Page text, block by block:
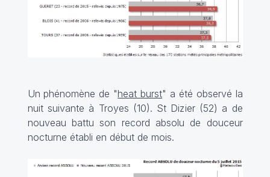
Un phénomène de "heat burst" a été observé la
nuit suivante à Troyes (10). St Dizier (52) a de
nouveau battu son record absolu de douceur
nocturne établi en début de mois.